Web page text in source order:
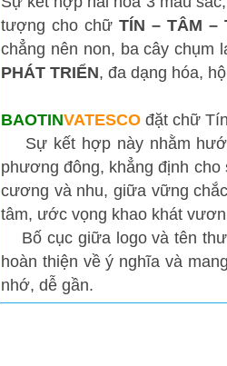
tượng cho chữTÍN – TÂM –
chẳng nên non, ba cây chụm
PHÁT TRIỂN, đa dạng hóa,
BAOTINVATESCO đặt chữ
Sự kết hợp này nhằm
phương đông, khẳng định
cương và nhu, giữa vững
tâm, ước vọng khao khát
Bố cục giữa logo và tên
hoàn thiện về ý nghĩa và
nhớ, dễ gần.